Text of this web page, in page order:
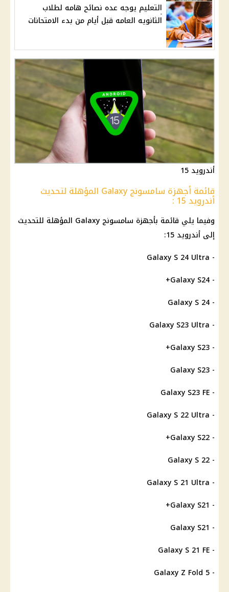
التعليم يوجه عده نصائح هامه لطلاب
الثانويه العامه قبل أيام من بدء الامتحانات
أندرويد 15
قائمة أجهزة سامسونج Galaxy المؤهلة لتحديث
أندرويد 15 :
وفيما يلي قائمة بأجهزة سامسونج
Galaxy المؤهلة للتحديث
إلى أندرويد 15:
- Galaxy S 24 Ultra
- Galaxy S24+
- Galaxy S 24
- Galaxy S23 Ultra
- Galaxy S23+
- Galaxy S23
- Galaxy S23 FE
- Galaxy S 22 Ultra
- Galaxy S22+
- Galaxy S 22
- Galaxy S 21 Ultra
- Galaxy S21+
- Galaxy S21
- Galaxy S 21 FE
- Galaxy Z Fold 5